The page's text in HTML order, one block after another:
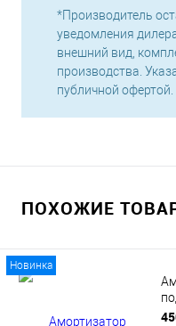
*Производитель
уведомления
внешний вид,
производства.
публичной офертой.
ПОХОЖИЕ
Новинка